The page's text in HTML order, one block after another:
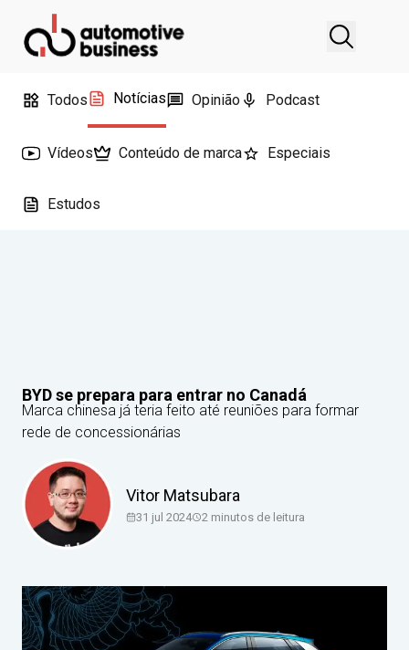
Todos Notícias Opinião Podcast
Vídeos Conteúdo de marca Especiais
Estudos
BYD se prepara para entrar no Canadá
Marca chinesa já teria feito até reuniões para formar
rede de concessionárias
Vitor Matsubara
31 jul 2024 2 minutos de leitura